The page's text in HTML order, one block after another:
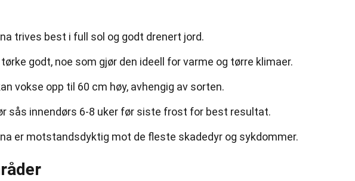
trives best i full sol og godt drenert jord.
godt, noe som gjør den ideell for varme og tørre klimaer.
vokse opp til 60 cm høy, avhengig av sorten.
sås innendørs 6-8 uker før siste frost for best resultat.
er motstandsdyktig mot de fleste skadedyr og sykdommer.